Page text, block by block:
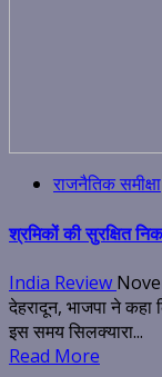
राजनैतिक समीक्षा
श्रमिकों की सुरक्षित
India Review
देहरादून, भाजपा ने
इस समय सिलक्यारा...
Read More